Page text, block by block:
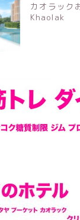
カオラック
Khaolak